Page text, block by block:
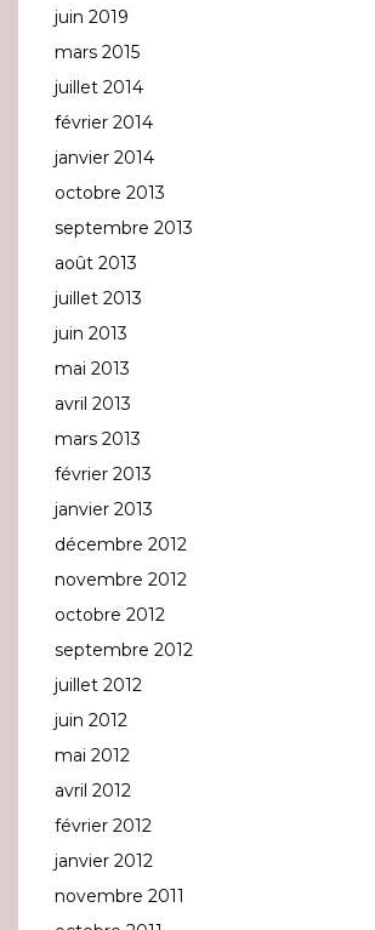
juin 2019
mars 2015
juillet 2014
février 2014
janvier 2014
octobre 2013
septembre 2013
août 2013
juillet 2013
juin 2013
mai 2013
avril 2013
mars 2013
février 2013
janvier 2013
décembre 2012
novembre 2012
octobre 2012
septembre 2012
juillet 2012
juin 2012
mai 2012
avril 2012
février 2012
janvier 2012
novembre 2011